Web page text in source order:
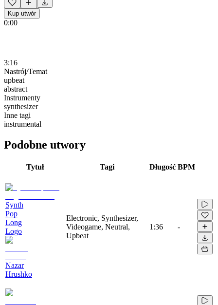
Kup utwór
0:00
3:16
Nastrój/Temat
upbeat
abstract
Instrumenty
synthesizer
Inne tagi
instrumental
Podobne utwory
Tytuł Tagi Długość BPM
Synth
Pop
Long
Logo
Nazar
Hrushko
Electronic, Synthesizer,
Videogame, Neutral,
Upbeat
1:36 -